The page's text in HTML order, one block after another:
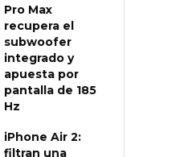
Pro Max
recupera el
subwoofer
integrado y
apuesta por
pantalla de 185
Hz
iPhone Air 2:
filtran una